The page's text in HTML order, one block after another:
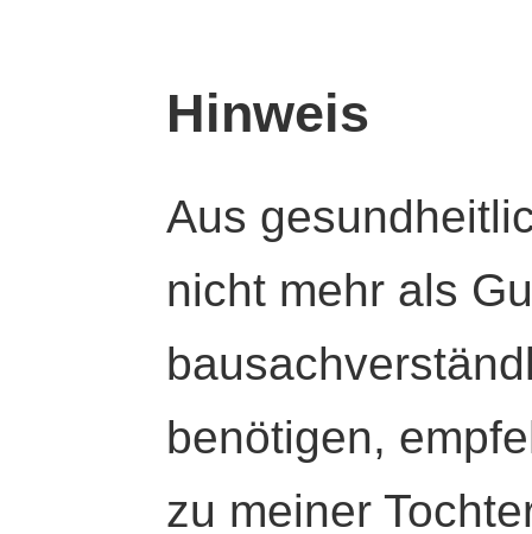
Hinweis
Aus
nicht mehr als
benötigen,
zu meiner